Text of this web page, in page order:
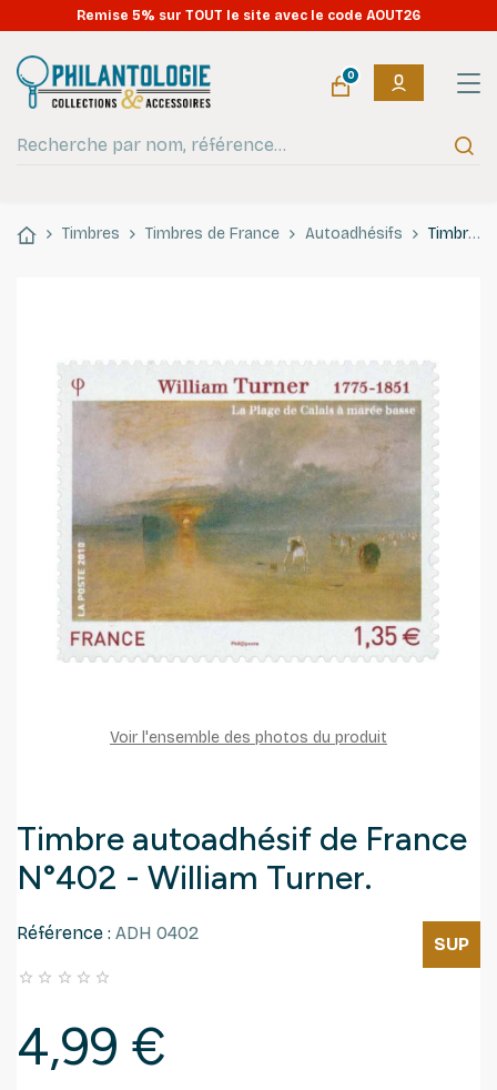
Remise 5% sur TOUT le site avec le code AOUT26
0
Timbres Timbres de France Autoadhésifs Timbre autoadhésif de France N°402 - William Turner.
Voir l'ensemble des photos du produit
Timbre autoadhésif de France
N°402 - William Turner.
Référence : ADH 0402
SUP
    
4,99 €